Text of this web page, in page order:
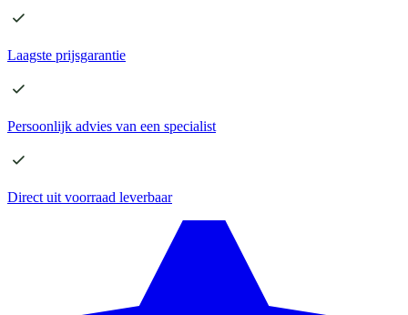
Laagste prijsgarantie
Persoonlijk advies van een specialist
Direct uit voorraad leverbaar